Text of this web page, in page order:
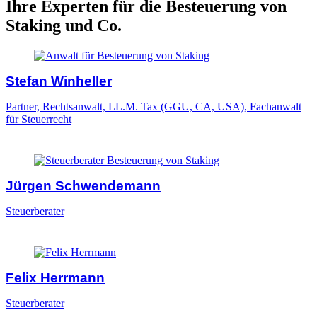
Ihre Experten für die Besteuerung von
Staking und Co.
Stefan Winheller
Partner, Rechtsanwalt, LL.M. Tax (GGU, CA, USA), Fachanwalt
für Steuerrecht
Jürgen Schwendemann
Steuerberater
Felix Herrmann
Steuerberater